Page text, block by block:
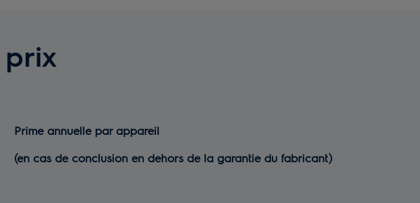
Prime annuelle par appareil
(en cas de conclusion en dehors de la garantie du fabricant)